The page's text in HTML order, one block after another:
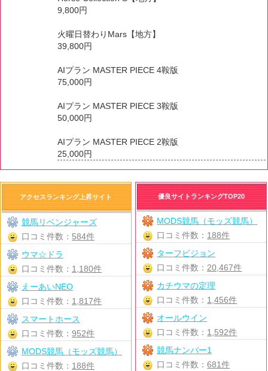
9,800円
火曜日替わりMars【地方】
39,800円
AIプラン MASTER PIECE 4鞍版
75,000円
AIプラン MASTER PIECE 3鞍版
50,000円
AIプラン MASTER PIECE 2鞍版
25,000円
優良サイトランキングTOP20
MODS競馬（モッズ競馬）
口コミ件数： 188件
ターフビジョン
口コミ件数： 20,467件
カチウマの定理
口コミ件数： 1,456件
オールウイン
口コミ件数： 1,592件
競馬ナンバー1
口コミ件数：681件
アクセスランキング上昇サイト
競馬リベンジャーズ
口コミ件数： 584件
ウマ☆ドラ
口コミ件数： 1,180件
えーあいNEO
口コミ件数： 1,817件
スマートホース
口コミ件数： 952件
MODS競馬（モッズ競馬）
口コミ件数： 188件